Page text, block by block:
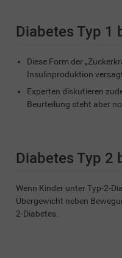
Diabetes Typ 1
Diese Form der
Insulinproduktion
Experten diskutieren
Beurteilung steht aber
Diabetes Typ 2
Wenn Kinder unter Typ-2-
Übergewicht neben
2-Diabetes.